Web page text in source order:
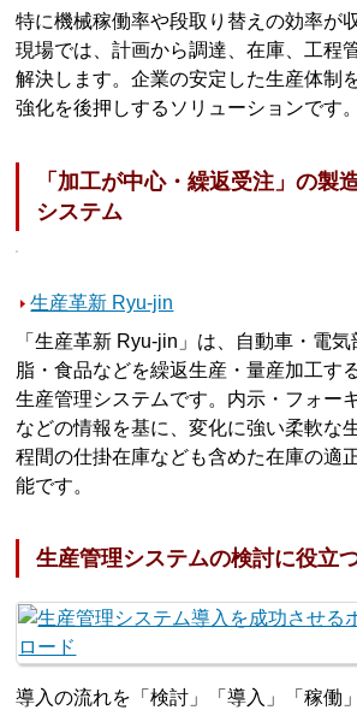
特に機械稼働率や段取り替えの効率が
現場では、計画から調達、在庫、工程
解決します。企業の安定した生産体制
強化を後押しするソリューションです。
「加工が中心・繰返受注」の製
システム
生産革新 Ryu-jin
「生産革新 Ryu-jin」は、自動車・電
脂・食品などを繰返生産・量産加工す
生産管理システムです。内示・フォー
などの情報を基に、変化に強い柔軟な
程間の仕掛在庫なども含めた在庫の適
能です。
生産管理システムの検討に役立
導入の流れを「検討」「導入」「稼働